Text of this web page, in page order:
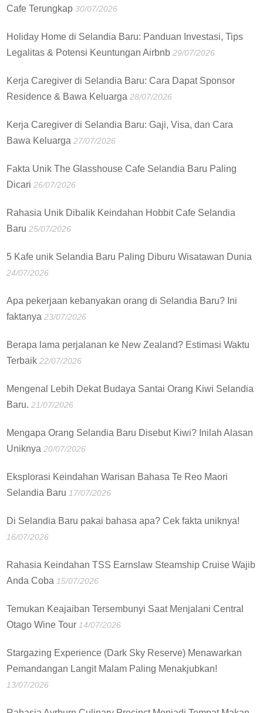
Cafe Terungkap 30/07/2026
Holiday Home di Selandia Baru: Panduan Investasi, Tips
Legalitas & Potensi Keuntungan Airbnb 29/07/2026
Kerja Caregiver di Selandia Baru: Cara Dapat Sponsor
Residence & Bawa Keluarga 28/07/2026
Kerja Caregiver di Selandia Baru: Gaji, Visa, dan Cara
Bawa Keluarga 27/07/2026
Fakta Unik The Glasshouse Cafe Selandia Baru Paling
Dicari 26/07/2026
Rahasia Unik Dibalik Keindahan Hobbit Cafe Selandia
Baru 25/07/2026
5 Kafe unik Selandia Baru Paling Diburu Wisatawan Dunia
24/07/2026
Apa pekerjaan kebanyakan orang di Selandia Baru? Ini
faktanya 23/07/2026
Berapa lama perjalanan ke New Zealand? Estimasi Waktu
Terbaik 22/07/2026
Mengenal Lebih Dekat Budaya Santai Orang Kiwi Selandia
Baru. 21/07/2026
Mengapa Orang Selandia Baru Disebut Kiwi? Inilah Alasan
Uniknya 20/07/2026
Eksplorasi Keindahan Warisan Bahasa Te Reo Maori
Selandia Baru 17/07/2026
Di Selandia Baru pakai bahasa apa? Cek fakta uniknya!
16/07/2026
Rahasia Keindahan TSS Earnslaw Steamship Cruise Wajib
Anda Coba 15/07/2026
Temukan Keajaiban Tersembunyi Saat Menjalani Central
Otago Wine Tour 14/07/2026
Stargazing Experience (Dark Sky Reserve) Menawarkan
Pemandangan Langit Malam Paling Menakjubkan!
13/07/2026